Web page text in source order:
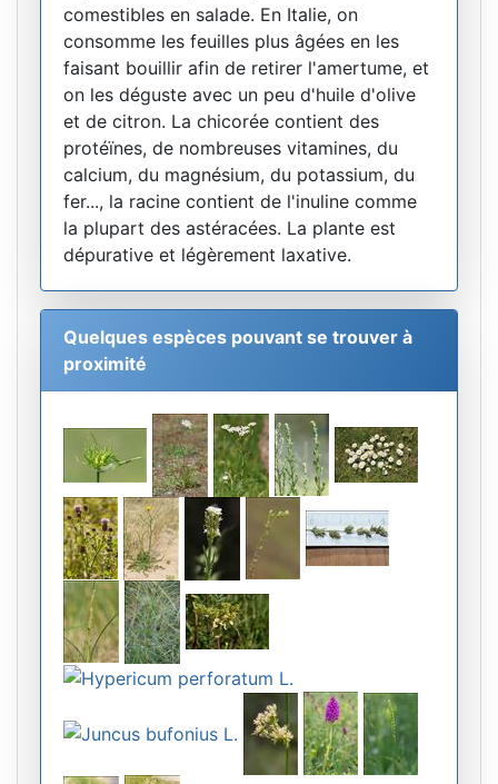
comestibles en salade. En Italie, on
consomme les feuilles plus âgées en les
faisant bouillir afin de retirer l'amertume, et
on les déguste avec un peu d'huile d'olive
et de citron. La chicorée contient des
protéïnes, de nombreuses vitamines, du
calcium, du magnésium, du potassium, du
fer..., la racine contient de l'inuline comme
la plupart des astéracées. La plante est
dépurative et légèrement laxative.
Quelques espèces pouvant se trouver à
proximité